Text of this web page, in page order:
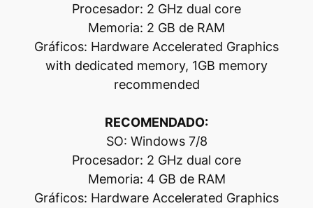
Procesador: 2 GHz dual core
Memoria: 2 GB de RAM
Gráficos: Hardware Accelerated Graphics
with dedicated memory, 1GB memory
recommended
RECOMENDADO:
SO: Windows 7/8
Procesador: 2 GHz dual core
Memoria: 4 GB de RAM
Gráficos: Hardware Accelerated Graphics